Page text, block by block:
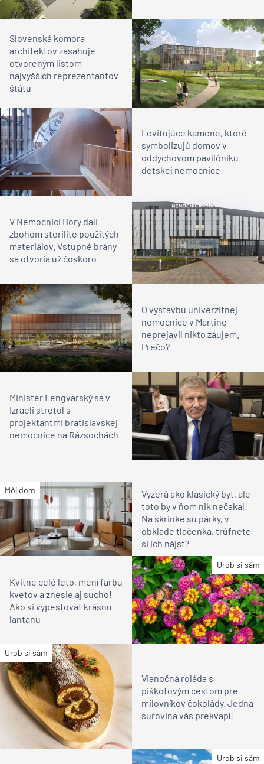
Slovenská komora
architektov zasahuje
otvoreným listom
najvyšších reprezentantov
štátu
Levitujúce kamene, ktoré
symbolizujú domov v
oddychovom pavilóniku
detskej nemocnice
V Nemocnici Bory dali
zbohom sterilite použitých
materiálov. Vstupné brány
sa otvoria už čoskoro
O výstavbu univerzitnej
nemocnice v Martine
neprejavil nikto záujem.
Prečo?
Minister Lengvarský sa v
Izraeli stretol s
projektantmi bratislavskej
nemocnice na Rázsochách
Môj dom
Vyzerá ako klasický byt, ale
toto by v ňom nik nečakal!
Na skrinke sú párky, v
obklade tlačenka, trúfnete
si ich nájsť?
Urob si sám
Kvitne celé leto, mení farbu
kvetov a znesie aj sucho!
Ako si vypestovať krásnu
lantanu
Urob si sám
Vianočná roláda s
piškótovým cestom pre
milovníkov čokolády. Jedna
surovina vás prekvapí!
Urob si sám